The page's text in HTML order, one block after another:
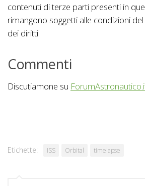
contenuti di terze parti presenti in
rimangono soggetti alle condizioni
dei diritti.
Commenti
Discutiamone su
Etichette: ISS Orbital timelapse